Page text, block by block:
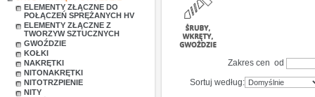
ELEMENTY ZŁĄCZNE DO
POŁĄCZEŃ SPRĘŻANYCH HV
ELEMENTY ZŁĄCZNE Z
TWORZYW SZTUCZNYCH
GWOŹDZIE
KOŁKI
NAKRĘTKI
NITONAKRĘTKI
NITOTRZPIENIE
NITY
Zakres cen od
Sortuj według: